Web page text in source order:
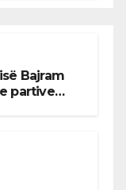
Bajram
partive